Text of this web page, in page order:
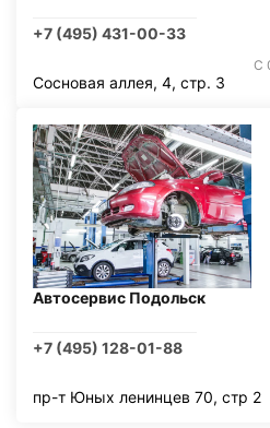
+7 (495) 431-00-33
С
Сосновая аллея, 4, стр. 3
Автосервис Подольск
+7 (495) 128-01-88
пр-т Юных ленинцев 70, стр 2